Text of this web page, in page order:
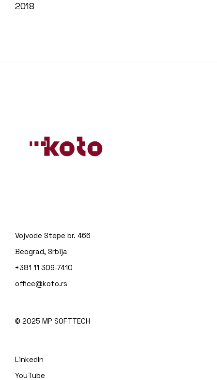
2018
Vojvode Stepe br. 466
Beograd, Srbija
+381 11 309-7410
office@koto.rs
© 2025MP SOFTTECH
LinkedIn
YouTube